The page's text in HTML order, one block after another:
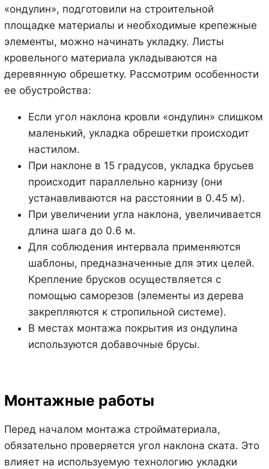
«ондулин», подготовили на строительной
площадке материалы и необходимые крепежные
элементы, можно начинать укладку. Листы
кровельного материала укладываются на
деревянную обрешетку. Рассмотрим особенности
ее обустройства:
Если угол наклона кровли «ондулин» слишком
маленький, укладка обрешетки происходит
настилом.
При наклоне в 15 градусов, укладка брусьев
происходит параллельно карнизу (они
устанавливаются на расстоянии в 0.45 м).
При увеличении угла наклона, увеличивается
длина шага до 0.6 м.
Для соблюдения интервала применяются
шаблоны, предназначенные для этих целей.
Крепление брусков осуществляется с
помощью саморезов (элементы из дерева
закрепляются к стропильной системе).
В местах монтажа покрытия из ондулина
используются добавочные брусы.
Монтажные работы
Перед началом монтажа стройматериала,
обязательно проверяется угол наклона ската. Это
влияет на используемую технологию укладки